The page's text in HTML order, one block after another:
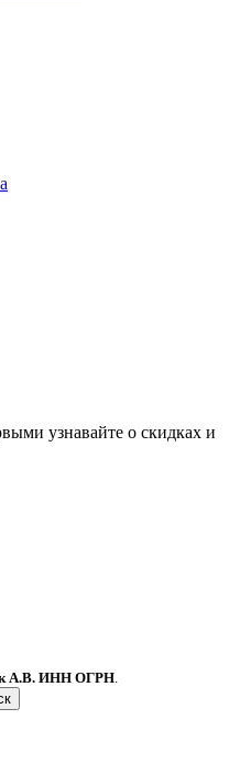
узнавайте о скидках и
А.В. ИНН ОГРН